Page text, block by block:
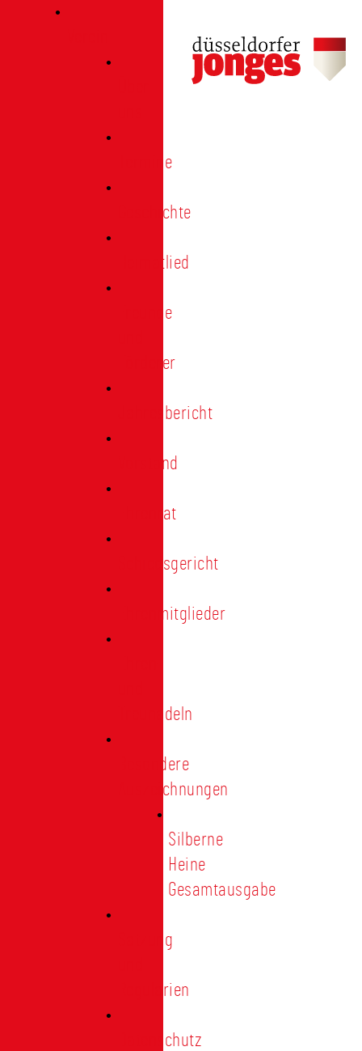
Termine
Geschichte
Heimatlied
Freunde
Förderer
Jahresbericht
Vorstand
Ehrenrat
Schiedsgericht
Ehrenmitglieder
Treunadeln
Besondere
Auszeichnungen
Silberne
Heine
Gesamtausgabe
Satzung
Regularien
Datenschutz